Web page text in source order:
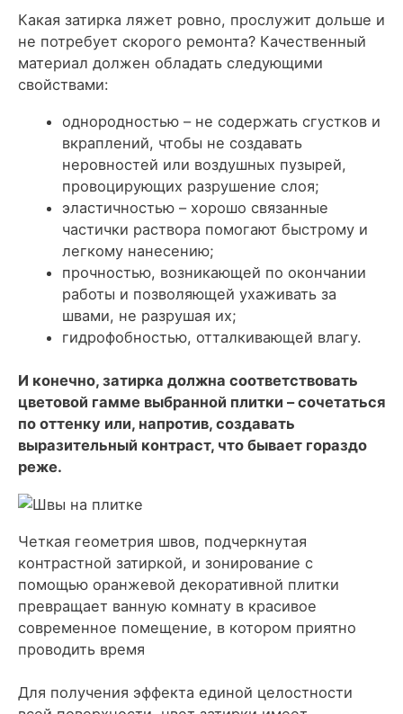
Какая затирка ляжет ровно, прослужит дольше и
не потребует скорого ремонта? Качественный
материал должен обладать следующими
свойствами:
однородностью – не содержать сгустков и
вкраплений, чтобы не создавать
неровностей или воздушных пузырей,
провоцирующих разрушение слоя;
эластичностью – хорошо связанные
частички раствора помогают быстрому и
легкому нанесению;
прочностью, возникающей по окончании
работы и позволяющей ухаживать за
швами, не разрушая их;
гидрофобностью, отталкивающей влагу.
И конечно, затирка должна соответствовать
цветовой гамме выбранной плитки – сочетаться
по оттенку или, напротив, создавать
выразительный контраст, что бывает гораздо
реже.
Четкая геометрия швов, подчеркнутая
контрастной затиркой, и зонирование с
помощью оранжевой декоративной плитки
превращает ванную комнату в красивое
современное помещение, в котором приятно
проводить время
Для получения эффекта единой целостности